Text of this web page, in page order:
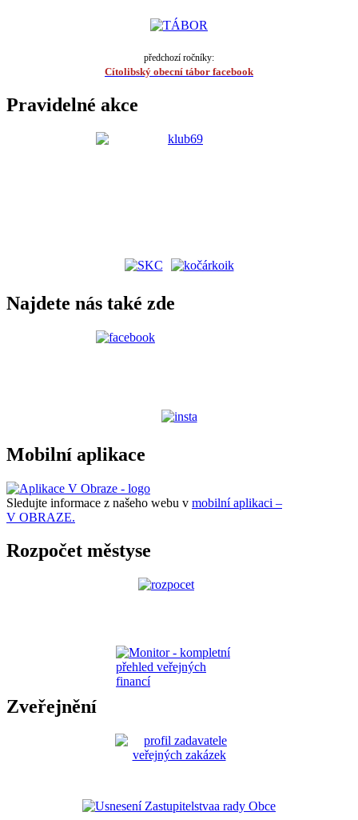
předchozí ročníky:
Cítolibský obecní tábor facebook
Pravidelné akce
Najdete nás také zde
Mobilní aplikace
Sledujte informace z našeho webu v mobilní aplikaci –
V OBRAZE.
Rozpočet městyse
Zveřejnění